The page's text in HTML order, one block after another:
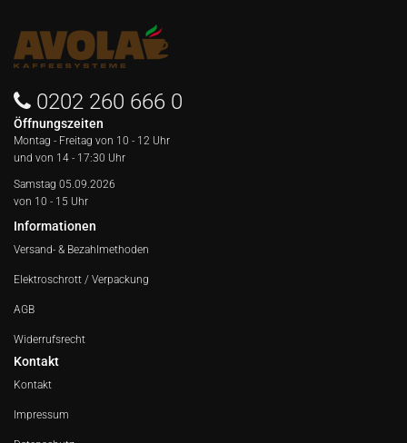
0202 260 666 0
Öffnungszeiten
Montag - Freitag von 10 - 12 Uhr
und von 14 - 17:30 Uhr
Samstag 05.09.2026
von 10 - 15 Uhr
Informationen
Versand- & Bezahlmethoden
Elektroschrott / Verpackung
AGB
Widerrufsrecht
Kontakt
Kontakt
Impressum